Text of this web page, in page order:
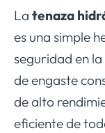
La tenaza
es una simple
seguridad en
de engaste
de alto
eficiente de